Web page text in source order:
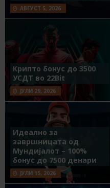
АВГУСТ 5, 2026
Крипто бонус до 3500
УСДТ во 22Bit
ЈУЛИ 29, 2026
Идеално за
завршницата од
Мундијалот – 100%
бонус до 7500 денари
ЈУЛИ 15, 2026